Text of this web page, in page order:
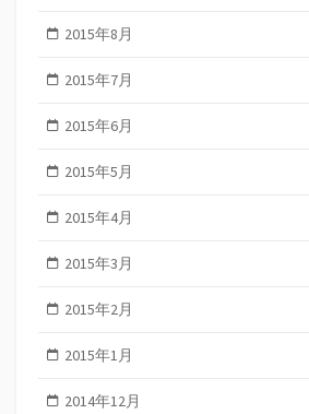
2015年8月
2015年7月
2015年6月
2015年5月
2015年4月
2015年3月
2015年2月
2015年1月
2014年12月